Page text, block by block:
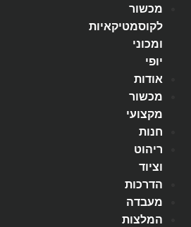
מכשור
לקוסמטיקאיות
ומכוני
יופי
אודות
מכשור
מקצועי
חנות
ריהוט
וציוד
הדרכות
מעבדה
המלצות